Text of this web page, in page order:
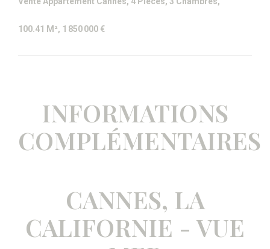
100.41 M², 1 850 000 €
INFORMATIONS
COMPLÉMENTAIRES
CANNES, LA
CALIFORNIE - VUE